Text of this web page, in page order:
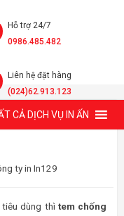
Hỗ trợ 24/7
0986.485.482
Liên hệ đặt hàng
(024)62.913.123
CẢ DỊCH VỤ IN ẤN
4 HÌNH DẠNG
ty in In129
dùng thì tem chống